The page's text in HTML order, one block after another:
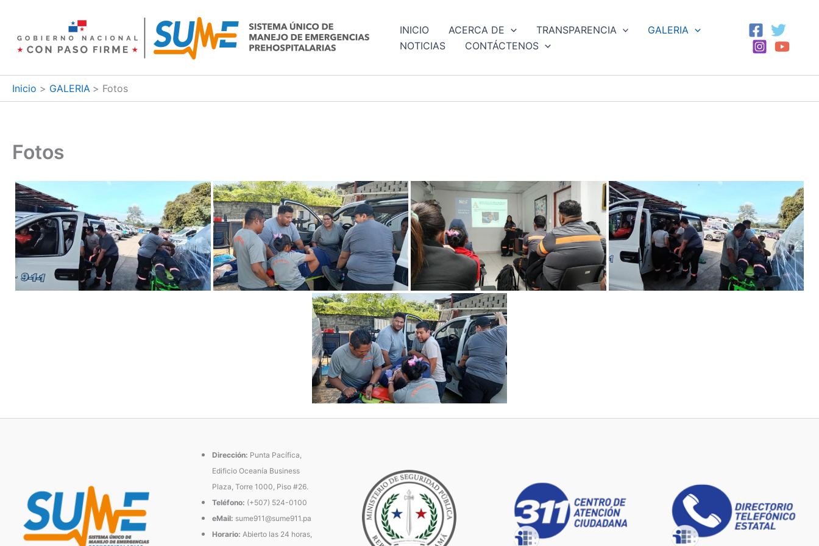
contenido
INICIO ACERCA DE TRANSPARENCIA
GALERIA
NOTICIAS
CONTÁCTENOS
Inicio GALERIA Fotos
Fotos
Dirección: Punta Pacífica,
Edificio Oceanía Business
Plaza, Torre 1000, Piso #26.
Teléfono: (+507) 524-0100
eMail: sume911@sume911.pa
Horario: Abierto las 24 horas,